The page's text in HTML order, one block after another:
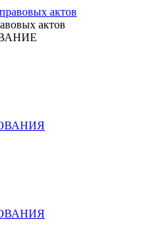
актов